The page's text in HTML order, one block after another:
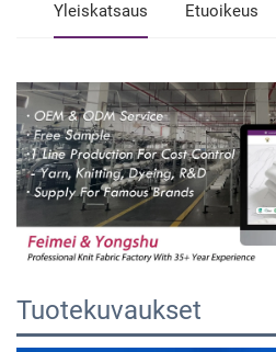
Yleiskatsaus Etuoikeus
Tuotekuvaukset